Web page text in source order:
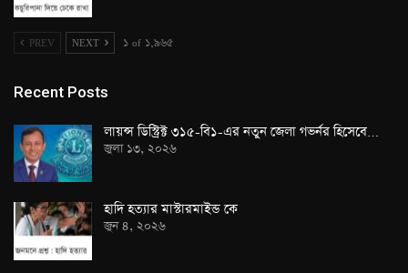
PREV NEXT ১ of ১,৯৬৫
Recent Posts
লায়ন্স ডিস্ট্রিক্ট ৩১৫-বি১-এর নতুন জেলা গভর্নর হিসেবে…
জুলা ১৩, ২০২৬
হাদি হত্যার মাস্টারমাইন্ড কে
জুন ৪, ২০২৬